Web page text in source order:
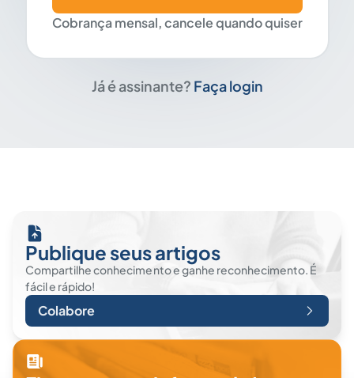
Cobrança mensal, cancele quando quiser
Já é assinante? Faça login
Publique seus artigos
Compartilhe conhecimento e ganhe reconhecimento. É
fácil e rápido!
Colabore